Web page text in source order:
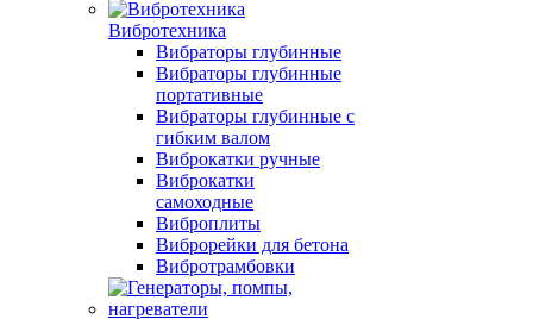
Вибротехника
Вибраторы глубинные
Вибраторы глубинные
портативные
Вибраторы глубинные с
гибким валом
Виброкатки ручные
Виброкатки
самоходные
Виброплиты
Виброрейки для бетона
Вибротрамбовки